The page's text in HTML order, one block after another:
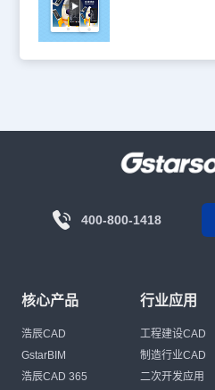
400-800-1418
核心产品
浩辰CAD
GstarBIM
浩辰CAD 365
行业应用
工程建设CAD
制造行业CAD
二次开发应用